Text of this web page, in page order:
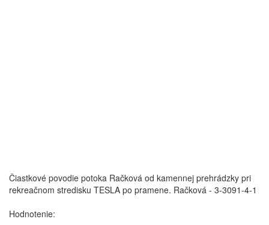
Čiastkové povodie potoka Račková od kamennej prehrádzky pri
rekreačnom stredisku TESLA po pramene. Račková - 3-3091-4-1
Hodnotenie: